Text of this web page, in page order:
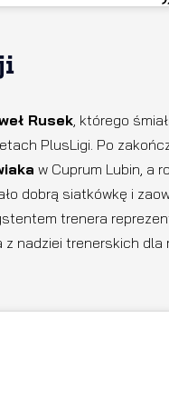
Rusek , którego
PlusLigi. Po
w Cuprum Lubin, a
dobrą siatkówkę i
trenera
nadziei trenerskich dla